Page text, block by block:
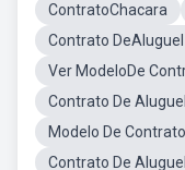
ContratoChacara
Contrato
Ver ModeloDe
Contrato De
Modelo De
Contrato De